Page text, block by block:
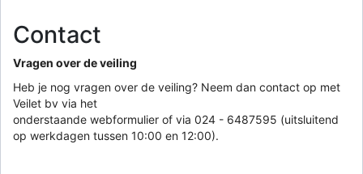
Contact
Vragen over de veiling
Heb je nog vragen over de veiling? Neem dan contact op met
Veilet bv via het
onderstaande webformulier of via 024 - 6487595 (uitsluitend
op werkdagen tussen 10:00 en 12:00).